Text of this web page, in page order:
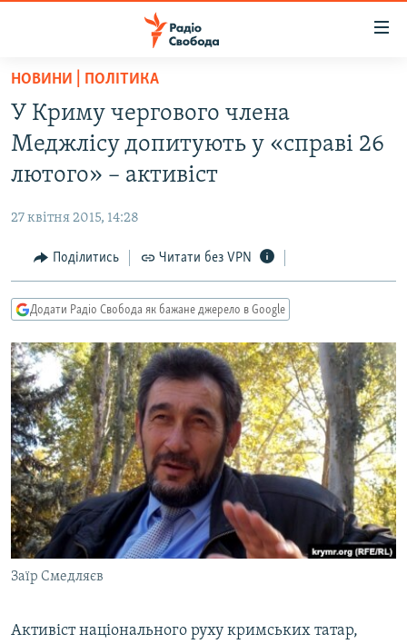
Перейти
основного
матеріалу
до
основної
Перейти
до
пошуку
ВСЕ ЗА ДОБУ
СУСПІЛЬСТВО
УКРАЇНА
СВІТ
РОСІЙСЬКА «ФІЛЬТРАЦІЯ»
ДОНБАС.РЕАЛІЇ
ТИ ЯК?
СХЕМИ
КИТАЙ.ВИКЛИКИ
МУЛЬТИМЕДІА
ФОТО
СПЕЦПРОЄКТИ
ПОДКАСТИ
КРИМ РЕАЛІЇ
УКР
НОВИНИ | ПОЛІТИКА
У Криму чергового члена
Меджлісу допитують у «справі 26
лютого» – активіст
27 квітня 2015, 14:28
Поділитись Читати без VPN
Додати Радіо Свобода як бажане джерело в Google
Заїр Смедляєв
Активіст національного руху кримських татар,